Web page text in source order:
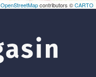
OpenStreetMapcontributors ©CARTO